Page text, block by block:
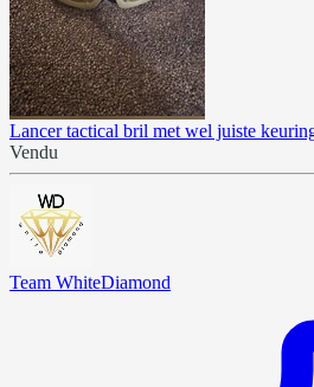
Lancer tactical bril met wel juiste
Vendu
Team WhiteDiamond